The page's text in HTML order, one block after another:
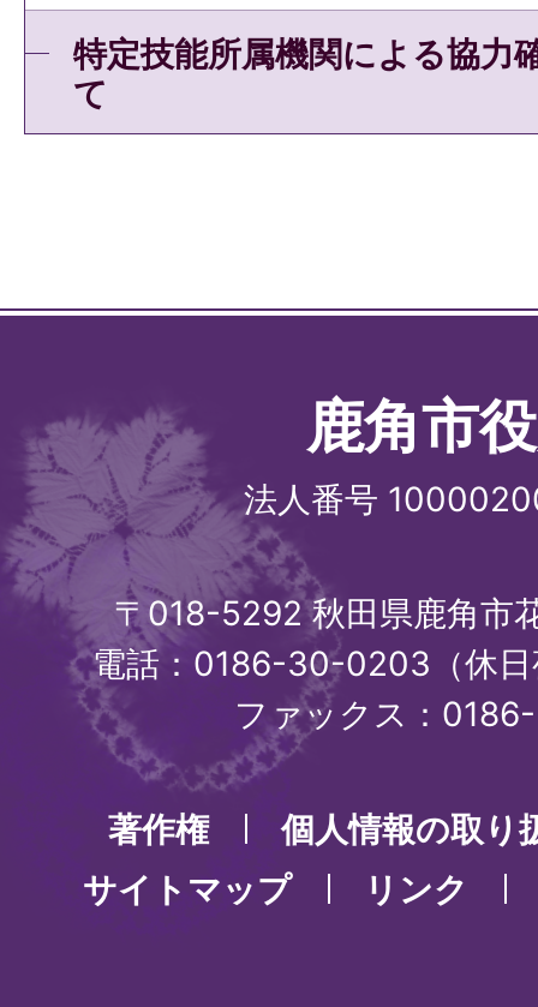
特定技能所属機関による協力
て
鹿角市
法人番号
〒018-5292 秋田県鹿角市
電話：0186-30-0203（休
ファックス：
著作権
個人情報の取り
サイトマップ
リンク